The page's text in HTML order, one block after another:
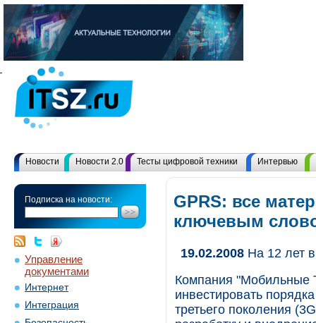
Новости Новости 2.0 Тесты цифровой техники Интервью
Подписка на новости:
Управление
документами
Интернет
Интеграция
GPRS: все
ключевым
19.02.2008 На 12 лет
Компания "Мобильные
инвестировать
третьего поколения